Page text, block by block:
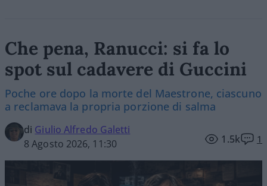
Che pena, Ranucci: si fa lo
spot sul cadavere di Guccini
Poche ore dopo la morte del Maestrone, ciascuno
a reclamava la propria porzione di salma
di Giulio Alfredo Galetti
8 Agosto 2026, 11:30
1.5k 1